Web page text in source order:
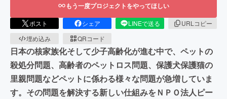
もう一度プロジェクトをやってほしい
ポスト シェア LINEで送る
URLコピー
埋め込み
QRコード
日本の核家族化そして少子高齢化が進む中で、ペットの
殺処分問題、高齢者のペットロス問題、保護犬保護猫の
里親問題などペットに係わる様々な問題が急増していま
す。その問題を解決する新しい仕組みをＮＰＯ法人ピー